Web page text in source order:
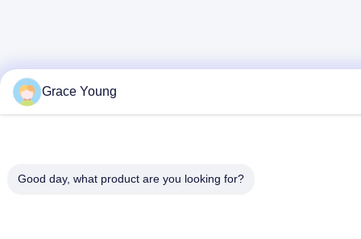
Grace Young
Good day, what product are you looking for?